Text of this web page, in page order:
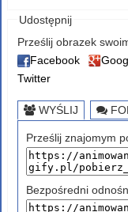
Udostępnij
Prześlij obrazek
Facebook
Twitter
WYŚLIJ
Prześlij znajomym
Bezpośredni